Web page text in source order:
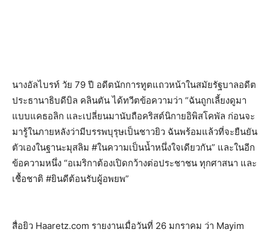
นางอัลไบรท์ วัย 79 ปี อดีตนักการทูตแถวหน้าในสมัยรัฐบาลอดีต
ประธานาธิบดีบิล คลินตัน ได้ทวีตข้อความว่า “ฉันถูกเลี้ยงดูมา
แบบแคธอลิก และเปลี่ยนมานับถือคริสต์นิกายอิพิสโคพัล ก่อนจะ
มารู้ในภายหลังว่ามีบรรพบุรุษเป็นชาวยิว ฉันพร้อมแล้วที่จะยืนยัน
ตัวเองในฐานะมุสลิม #ในความเป็นน้ำหนึ่งใจเดียวกัน” และในอีก
ข้อความหนึ่ง “อเมริกาต้องเปิดกว้างต่อประชาชน ทุกศาสนา และ
เชื้อชาติ #ยินดีต้อนรับผู้อพยพ”
สื่อยิว Haaretz.com รายงานเมื่อวันที่ 26 มกราคม ว่า Mayim